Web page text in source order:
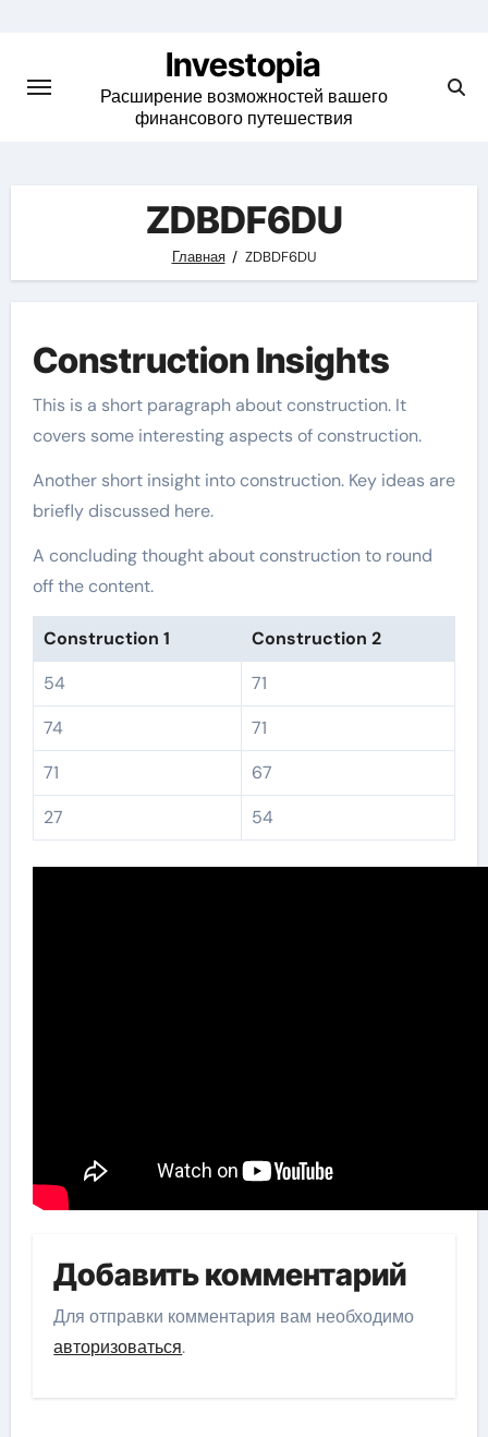
content
Investopia
Расширение возможностей вашего
финансового путешествия
ZDBDF6DU
Главная ZDBDF6DU
Construction Insights
This is a short paragraph about construction. It
covers some interesting aspects of construction.
Another short insight into construction. Key ideas are
briefly discussed here.
A concluding thought about construction to round
off the content.
Construction 1
Construction 2
54
71
74
71
71
67
27
54
Добавить комментарий
Для отправки комментария вам необходимо
авторизоваться.